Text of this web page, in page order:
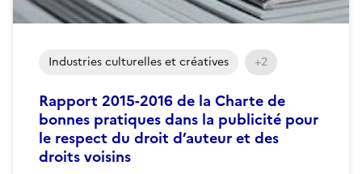
Rapport 2015-2016 de la Charte de
bonnes pratiques dans la publicité pour
le respect du droit d’auteur et des
droits voisins
Industries culturelles et créatives +2